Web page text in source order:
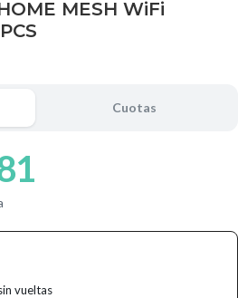
MESH WiFi
Cuotas
vueltas